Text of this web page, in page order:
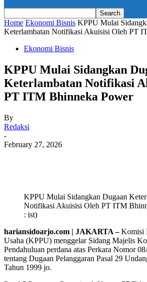
Home Ekonomi Bisnis KPPU Mulai
Keterlambatan Notifikasi Akuisisi Oleh PT
Ekonomi Bisnis
KPPU Mulai Sidangkan
Keterlambatan Notifikasi
PT ITM Bhinneka Power
By
Redaksi
-
February 27, 2026
KPPU Mulai Sidangkan Dugaan
Notifikasi Akuisisi Oleh PT ITM
: ist)
hariansidoarjo.com | JAKARTA –Komisi
Usaha (KPPU) menggelar Sidang Majelis
Pendahuluan perdana atas Perkara Nomor
tentang Dugaan Pelanggaran Pasal 29
Tahun 1999 jo.